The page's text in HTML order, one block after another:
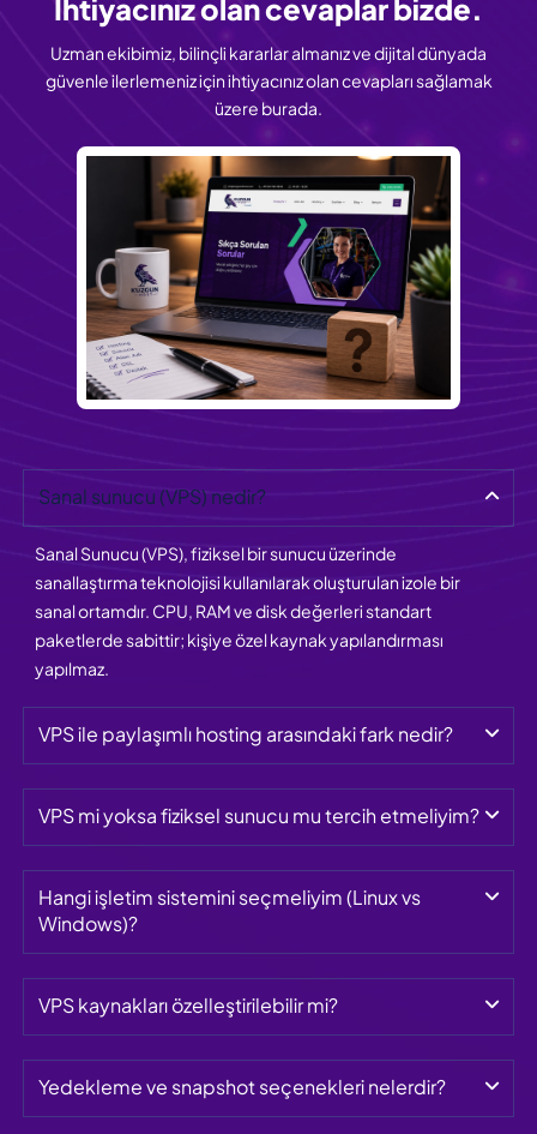
İhtiyacınız olancevaplar bizde.
Uzman ekibimiz, bilinçli kararlar almanız ve dijital dünyada
güvenle ilerlemeniz için ihtiyacınız olan cevapları sağlamak
üzere burada.
Sanal sunucu (VPS) nedir?
Sanal Sunucu (VPS), fiziksel bir sunucu üzerinde
sanallaştırma teknolojisi kullanılarak oluşturulan izole bir
sanal ortamdır. CPU, RAM ve disk değerleri standart
paketlerde sabittir; kişiye özel kaynak yapılandırması
yapılmaz.
VPS ile paylaşımlı hosting arasındaki fark nedir?
VPS mi yoksa fiziksel sunucu mu tercih etmeliyim?
Hangi işletim sistemini seçmeliyim (Linux vs
Windows)?
VPS kaynakları özelleştirilebilir mi?
Yedekleme ve snapshot seçenekleri nelerdir?